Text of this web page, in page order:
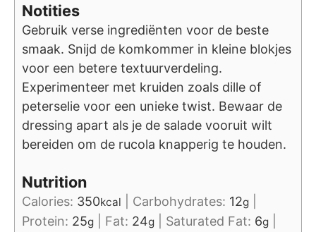
Notities
Gebruik verse ingrediënten voor de beste
smaak. Snijd de komkommer in kleine blokjes
voor een betere textuurverdeling.
Experimenteer met kruiden zoals dille of
peterselie voor een unieke twist. Bewaar de
dressing apart als je de salade vooruit wilt
bereiden om de rucola knapperig te houden.
Nutrition
Calories: 350kcal Carbohydrates: 12g
Protein: 25g Fat: 24g Saturated Fat: 6g